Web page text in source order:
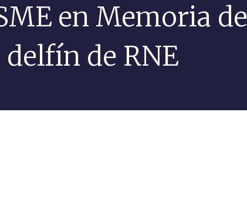
en Memoria de
delfín de RNE